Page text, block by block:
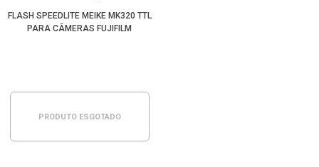
FLASH SPEEDLITE MEIKE MK320 TTL
PARA CÂMERAS FUJIFILM
PRODUTO ESGOTADO